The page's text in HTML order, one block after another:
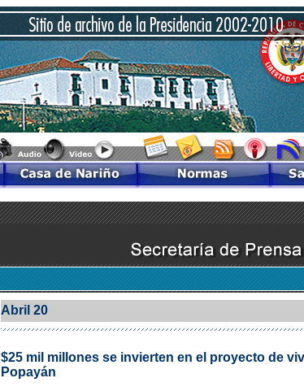
Abril 20
$25 mil millones se invierten en el proyecto de
Popayán